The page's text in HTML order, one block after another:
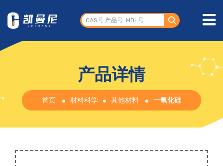
产品详情
首页 材料科学 其他材料 一氧化硅